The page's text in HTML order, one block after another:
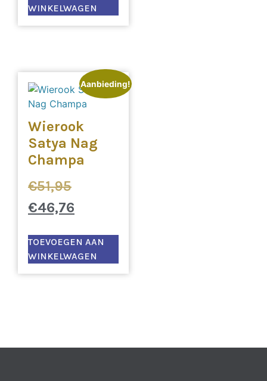
WINKELWAGEN
Aanbieding!
Wierook
Satya Nag
Champa
€51,95
€46,76
TOEVOEGEN AAN
WINKELWAGEN